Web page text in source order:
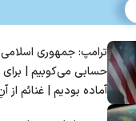
ترامپ: جمهوری
حسابی می‌کوبیم | برای
آماده بودیم | غنائم